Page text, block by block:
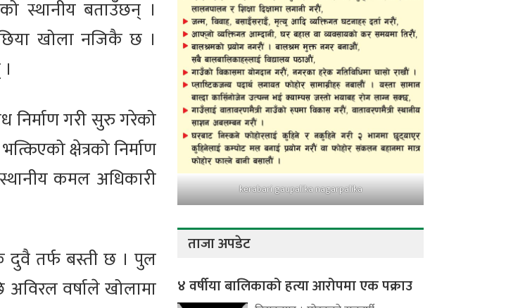
स्थानीय बताउँछन् ।
खोला नजिकै छ ।
निर्माण गरी सुरु गरेको
क्षेत्रको निर्माण
कमल अधिकारी
दुवै तर्फ बस्ती छ । पुल
वर्षाले खोलामा
kerabari gaupalika nagarpalika
ताजा अपडेट
४ वर्षीया बालिकाको हत्या आरोपमा एक पक्राउ